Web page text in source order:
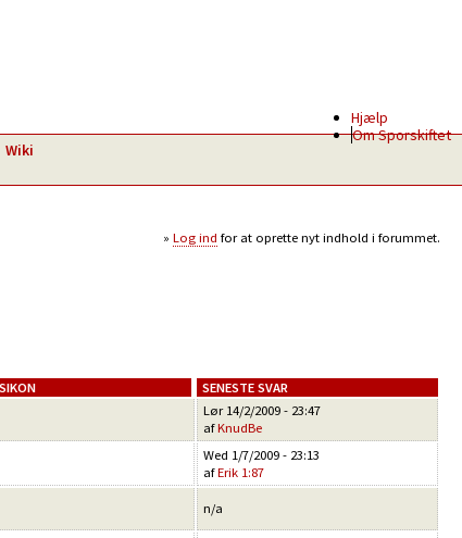
Hjælp
Om Sporskiftet
Wiki
Log ind for at oprette nyt indhold i forummet.
SENESTE SVAR
Lør 14/2/2009 - 23:47
afKnudBe
Wed 1/7/2009 - 23:13
afErik 1:87
n/a